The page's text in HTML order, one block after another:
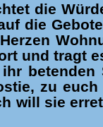
die
die
und tragt
betenden
zu euch
will sie